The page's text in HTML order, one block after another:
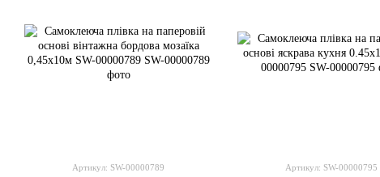
Артикул: SW-00000789 Артикул: SW-00000795